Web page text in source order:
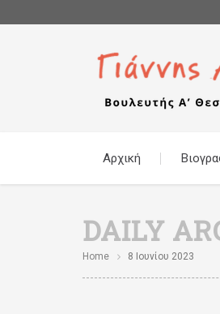
Αρχική
DAILY
Home 8 Ιουνίου 2023